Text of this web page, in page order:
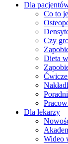
Dla
Co to
Czy
Dieta
Dla lekarzy
Wideo